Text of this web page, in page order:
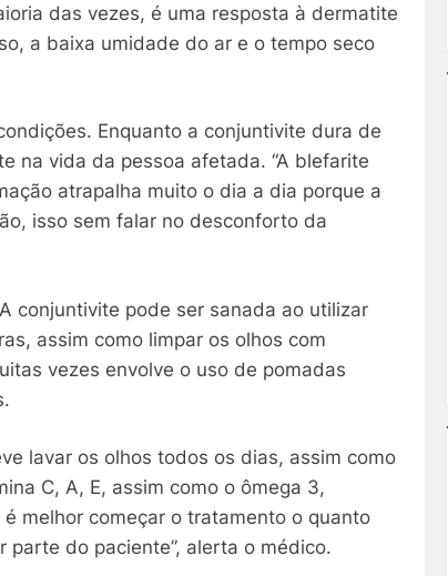
das vezes, é uma resposta à dermatite
a baixa umidade do ar e o tempo seco
Enquanto a conjuntivite dura de
na vida da pessoa afetada. “A blefarite
atrapalha muito o dia a dia porque a
isso sem falar no desconforto da
conjuntivite pode ser sanada ao utilizar
assim como limpar os olhos com
vezes envolve o uso de pomadas
lavar os olhos todos os dias, assim como
C, A, E, assim como o ômega 3,
melhor começar o tratamento o quanto
do paciente”, alerta o médico.